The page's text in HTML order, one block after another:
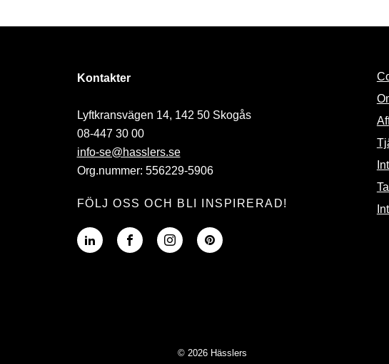
Kontakter
Lyftkransvägen 14, 142 50 Skogås
08-447 30 00
info-se@hasslers.se
Org.nummer: 556229-5906
FÖLJ OSS OCH BLI INSPIRERAD!
© 2026 Hässlers